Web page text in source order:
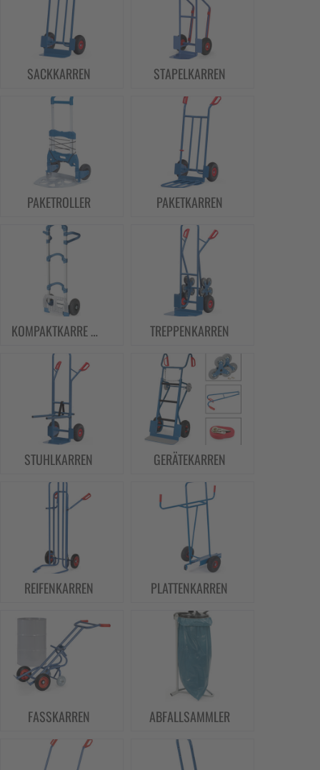
SACKKARREN STAPELKARREN
PAKETROLLER PAKETKARREN
KOMPAKTKARRE WUPPI TREPPENKARREN
STUHLKARREN GERÄTEKARREN
REIFENKARREN PLATTENKARREN
FASSKARREN ABFALLSAMMLER